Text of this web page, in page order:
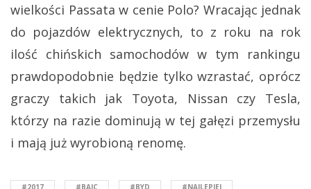
wielkości Passata w cenie Polo? Wracając jednak
do pojazdów elektrycznych, to z roku na rok
ilość chińskich samochodów w tym rankingu
prawdopodobnie będzie tylko wzrastać, oprócz
graczy takich jak Toyota, Nissan czy Tesla,
którzy na razie dominują w tej gałęzi przemysłu
i mają już wyrobioną renomę.
#2017 #BAIC #BYD
#NAJLEPIEJ